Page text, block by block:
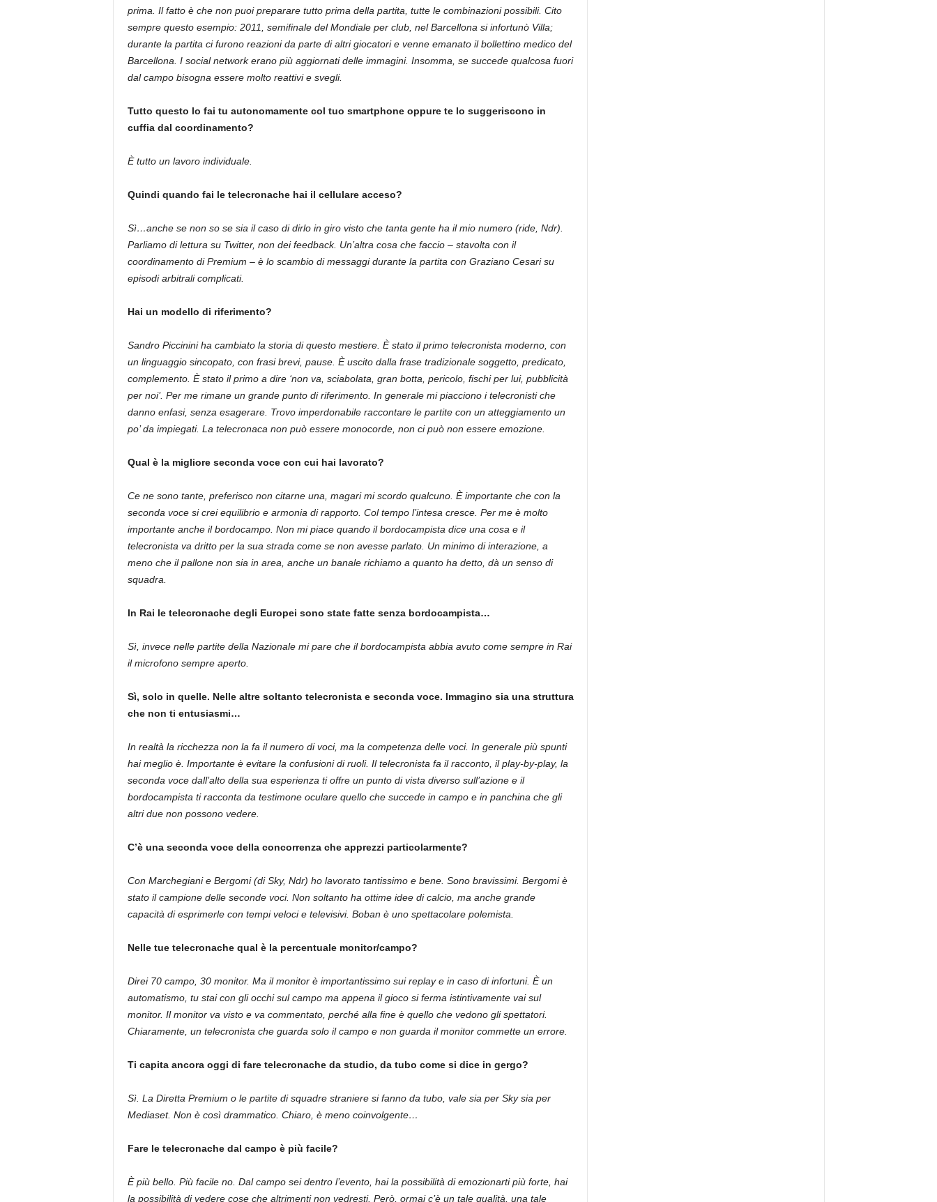
prima. Il fatto è che non puoi preparare tutto prima della partita, tutte le combinazioni possibili. Cito
sempre questo esempio: 2011, semifinale del Mondiale per club, nel Barcellona si infortunò Villa;
durante la partita ci furono reazioni da parte di altri giocatori e venne emanato il bollettino medico del
Barcellona. I social network erano più aggiornati delle immagini. Insomma, se succede qualcosa fuori
dal campo bisogna essere molto reattivi e svegli.
Tutto questo lo fai tu autonomamente col tuo smartphone oppure te lo suggeriscono in
cuffia dal coordinamento?
È tutto un lavoro individuale.
Quindi quando fai le telecronache hai il cellulare acceso?
Sì…anche se non so se sia il caso di dirlo in giro visto che tanta gente ha il mio numero (ride, Ndr).
Parliamo di lettura su Twitter, non dei feedback. Un’altra cosa che faccio – stavolta con il
coordinamento di Premium – è lo scambio di messaggi durante la partita con Graziano Cesari su
episodi arbitrali complicati.
Hai un modello di riferimento?
Sandro Piccinini ha cambiato la storia di questo mestiere. È stato il primo telecronista moderno, con
un linguaggio sincopato, con frasi brevi, pause. È uscito dalla frase tradizionale soggetto, predicato,
complemento. È stato il primo a dire ‘non va, sciabolata, gran botta, pericolo, fischi per lui, pubblicità
per noi’. Per me rimane un grande punto di riferimento. In generale mi piacciono i telecronisti che
danno enfasi, senza esagerare. Trovo imperdonabile raccontare le partite con un atteggiamento un
po’ da impiegati. La telecronaca non può essere monocorde, non ci può non essere emozione.
Qual è la migliore seconda voce con cui hai lavorato?
Ce ne sono tante, preferisco non citarne una, magari mi scordo qualcuno. È importante che con la
seconda voce si crei equilibrio e armonia di rapporto. Col tempo l’intesa cresce. Per me è molto
importante anche il bordocampo. Non mi piace quando il bordocampista dice una cosa e il
telecronista va dritto per la sua strada come se non avesse parlato. Un minimo di interazione, a
meno che il pallone non sia in area, anche un banale richiamo a quanto ha detto, dà un senso di
squadra.
In Rai le telecronache degli Europei sono state fatte senza bordocampista…
Sì, invece nelle partite della Nazionale mi pare che il bordocampista abbia avuto come sempre in Rai
il microfono sempre aperto.
Sì, solo in quelle. Nelle altre soltanto telecronista e seconda voce. Immagino sia una struttura
che non ti entusiasmi…
In realtà la ricchezza non la fa il numero di voci, ma la competenza delle voci. In generale più spunti
hai meglio è. Importante è evitare la confusioni di ruoli. Il telecronista fa il racconto, il play-by-play, la
seconda voce dall’alto della sua esperienza ti offre un punto di vista diverso sull’azione e il
bordocampista ti racconta da testimone oculare quello che succede in campo e in panchina che gli
altri due non possono vedere.
C’è una seconda voce della concorrenza che apprezzi particolarmente?
Con Marchegiani e Bergomi (di Sky, Ndr) ho lavorato tantissimo e bene. Sono bravissimi. Bergomi è
stato il campione delle seconde voci. Non soltanto ha ottime idee di calcio, ma anche grande
capacità di esprimerle con tempi veloci e televisivi. Boban è uno spettacolare polemista.
Nelle tue telecronache qual è la percentuale monitor/campo?
Direi 70 campo, 30 monitor. Ma il monitor è importantissimo sui replay e in caso di infortuni. È un
automatismo, tu stai con gli occhi sul campo ma appena il gioco si ferma istintivamente vai sul
monitor. Il monitor va visto e va commentato, perché alla fine è quello che vedono gli spettatori.
Chiaramente, un telecronista che guarda solo il campo e non guarda il monitor commette un errore.
Ti capita ancora oggi di fare telecronache da studio, da tubo come si dice in gergo?
Sì. La Diretta Premium o le partite di squadre straniere si fanno da tubo, vale sia per Sky sia per
Mediaset. Non è così drammatico. Chiaro, è meno coinvolgente…
Fare le telecronache dal campo è più facile?
È più bello. Più facile no. Dal campo sei dentro l’evento, hai la possibilità di emozionarti più forte, hai
la possibilità di vedere cose che altrimenti non vedresti. Però, ormai c’è un tale qualità, una tale